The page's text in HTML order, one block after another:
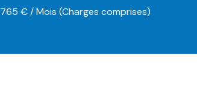
765 € / Mois (Charges comprises)